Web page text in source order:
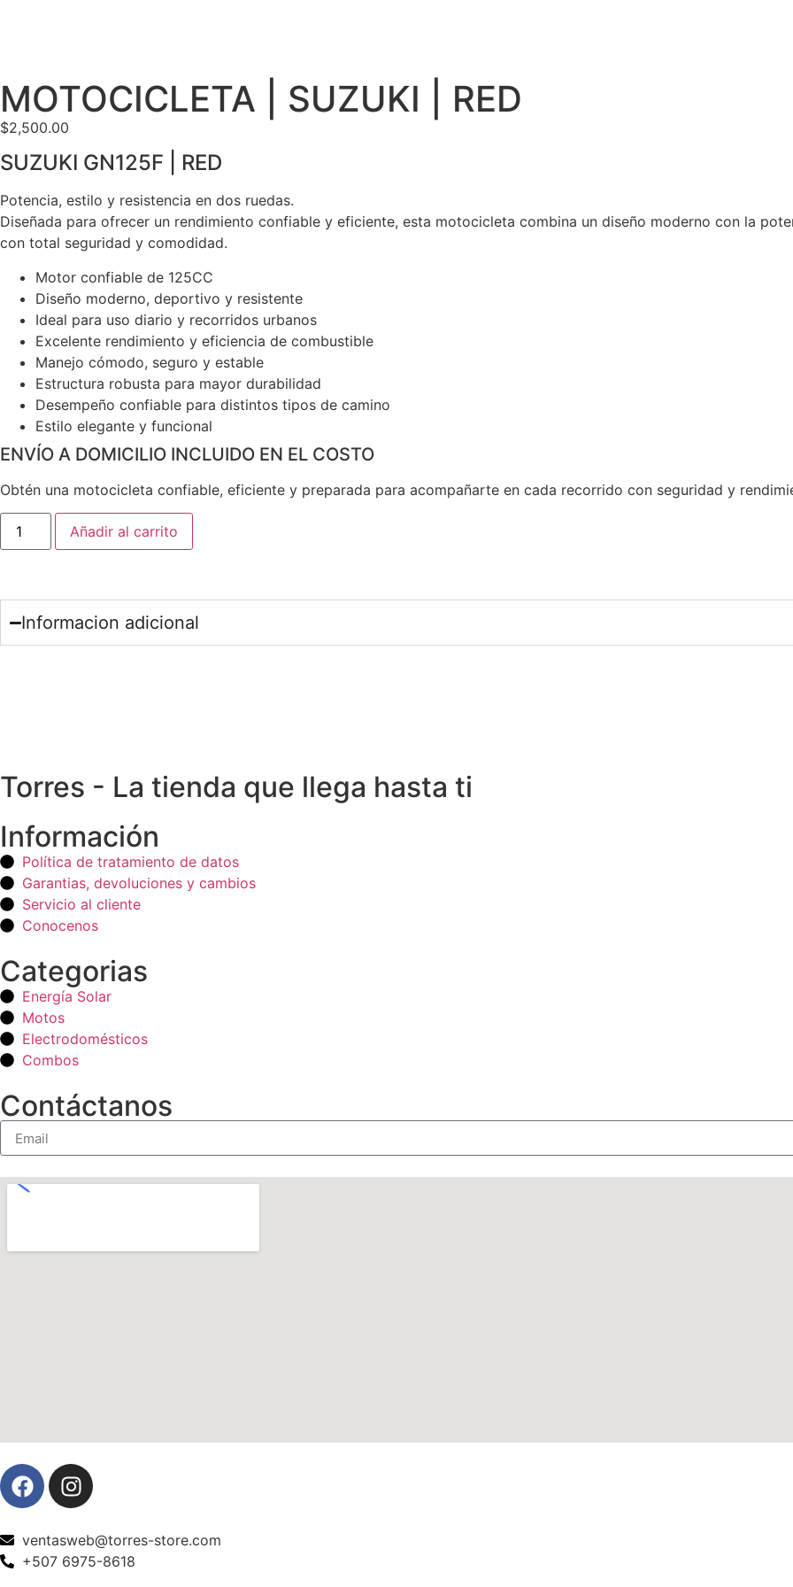
MOTOCICLETA | SUZUKI | RED
$2,500.00
SUZUKI GN125F | RED
Potencia, estilo y resistencia en dos ruedas.
Diseñada para ofrecer un rendimiento confiable y eficiente, esta motocicleta combina un diseño moderno con la
con total seguridad y comodidad.
Motor confiable de 125CC
Diseño moderno, deportivo y resistente
Ideal para uso diario y recorridos urbanos
Excelente rendimiento y eficiencia de combustible
Manejo cómodo, seguro y estable
Estructura robusta para mayor durabilidad
Desempeño confiable para distintos tipos de camino
Estilo elegante y funcional
ENVÍO A DOMICILIO INCLUIDO EN EL COSTO
Obtén una motocicleta confiable, eficiente y preparada para acompañarte en cada recorrido con seguridad y
Añadir al carrito
Informacion adicional
Torres - La tienda que llega hasta ti
Información
Política de tratamiento de datos
Garantias, devoluciones y cambios
Servicio al cliente
Conocenos
Categorias
Energía Solar
Motos
Electrodomésticos
Combos
Contáctanos
ventasweb@torres-store.com
+507 6975-8618